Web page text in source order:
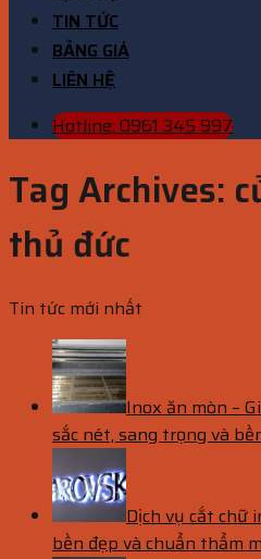
TIN TỨC
BẢNG GIÁ
LIÊN HỆ
Hotline: 0961 345 997
Tag Archives:
thủ đức
Tin tức mới nhất
Inox ăn mòn –
sắc nét, sang trọng và
Dịch vụ cắt chữ
bền đẹp và chuẩn thẩm